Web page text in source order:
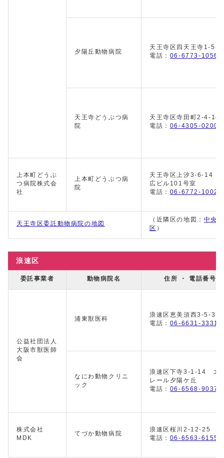
夕陽丘動物病院
天王寺区四天王寺1-5-3
電話： 06-6773-1056
天王寺どうぶつ病
院
天王寺区寺田町2-4-14
電話： 06-4305-0200
上本町どうぶ
つ病院株式会
社
上本町どうぶつ病
院
天王寺区上汐3-6-14
広ビル101号室
電話： 06-6772-1002
天王寺区委託動物病院の地図
（近隣区の地図： 中央区
区 ）
浪速区
委託事業者 動物病院名 住所 ・ 電話番号
公益社団法人
大阪市獣医師
会
浦東獣医科
浪速区恵美須西3-5-3
電話： 06-6631-3331
なにわ動物クリニ
ック
浪速区下寺3-1-14 エ
レール夕陽ケ丘
電話： 06-6568-9037
株式会社
MDK
てづか動物病院
浪速区桜川2-12-25
電話： 06-6563-6155